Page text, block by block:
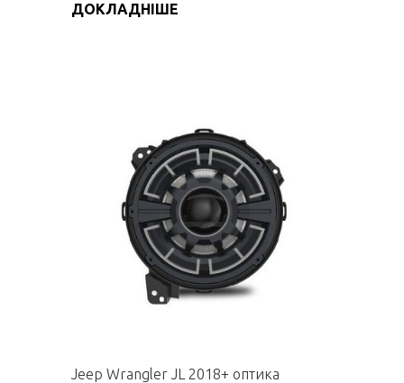
ДОКЛАДНІШЕ
Jeep Wrangler JL 2018+ оптика